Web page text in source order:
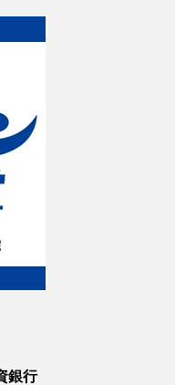
銀行